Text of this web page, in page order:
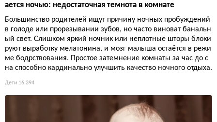
ается ночью: недостаточная темнота в комнате
Большинство родителей ищут причину ночных пробуждений
в голоде или прорезывании зубов, но часто виноват банальн
ый свет. Слишком яркий ночник или неплотные шторы блоки
руют выработку мелатонина, и мозг малыша остаётся в режи
ме бодрствования. Простое затемнение комнаты за час до с
на способно кардинально улучшить качество ночного отдыха.
Дети 16 394